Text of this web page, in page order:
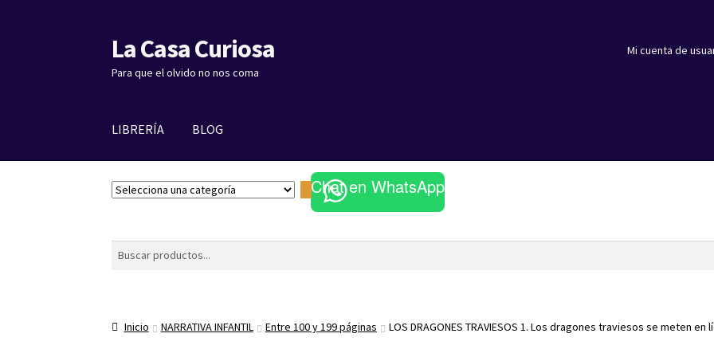
Ir
a
la
Ir
al
contenido
La Casa Curiosa
Para que el olvido no nos coma
Mi cuenta de
LIBRERÍA BLOG
S
e
n
Chat en WhatsApp
Buscar
Inicio NARRATIVA INFANTIL Entre 100 y 199 páginas LOS DRAGONES TRAVIESOS 1. Los dragones traviesos se meten en